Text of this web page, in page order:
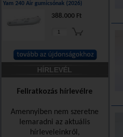
Yam 240 Air gumicsónak (2026)
388.000 Ft
HÍRLEVÉL
Feliratkozás hírlevélre
Amennyiben nem szeretne
lemaradni az aktuális
hírleveleinkről,